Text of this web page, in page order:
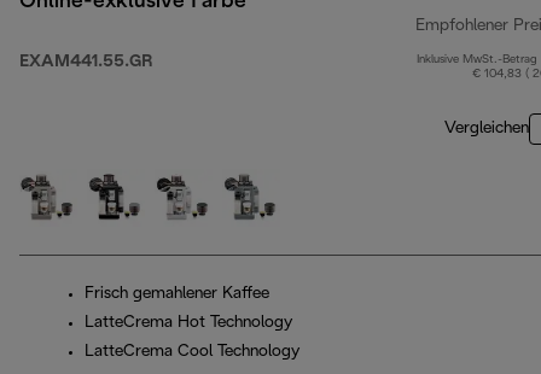
EXAM441.55.GR
Empfohlener
Inklusive MwSt.-Betrag
€ 104,83 (
Vergleichen
Frisch gemahlener Kaffee
LatteCrema Hot Technology
LatteCrema Cool Technology